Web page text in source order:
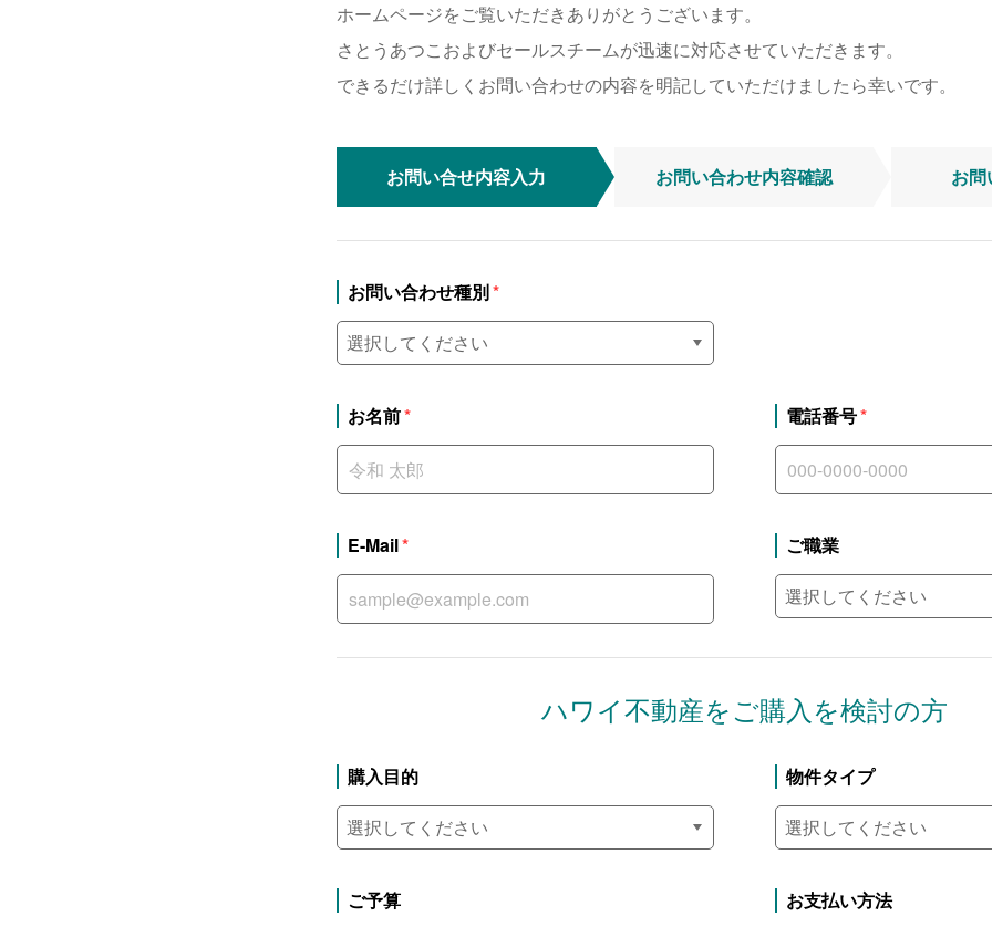
ホームページをご覧いただきありがとうございます。
さとうあつこおよびセールスチームが迅速に対応させていただきます。
できるだけ詳しくお問い合わせの内容を明記していただけましたら幸いです。
お問い合せ内容入力 お問い合わせ内容確認 お問
お問い合わせ種別
お名前 電話番号
E-Mail ご職業
ハワイ不動産をご購入を検討の方
購入目的 物件タイプ
ご予算 お支払い方法